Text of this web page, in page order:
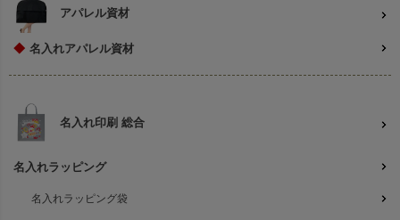
アパレル資材
◆ 名入れアパレル資材
名入れ印刷 総合
名入れラッピング
名入れラッピング袋